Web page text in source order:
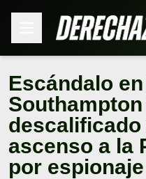
Escándalo
ascenso a la
por espionaje